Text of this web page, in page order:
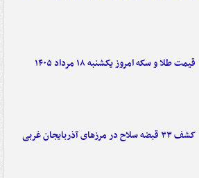
قیمت طلا و سکه امروز یکشنبه ۱۸ مرداد ۱۴۰۵
کشف ۳۳ قبضه سلاح در مرزهای آذربایجان غربی